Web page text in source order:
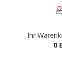
Ihr
0